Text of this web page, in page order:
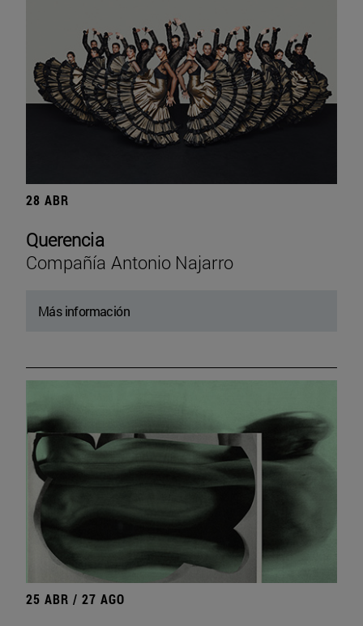
28 ABR
Querencia
Compañía Antonio Najarro
Más información
25 ABR / 27 AGO